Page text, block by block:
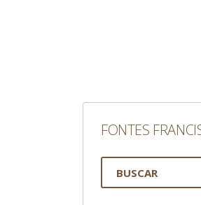
FONTES